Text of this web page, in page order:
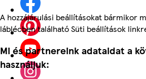
A hozzájárulási beállításokat bármikor
láblécben található Süti beállítások
Mi és partnereink adataidat a
használjuk: